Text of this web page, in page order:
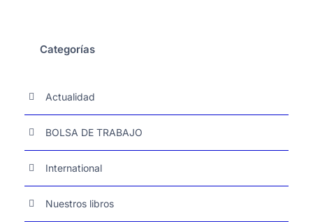
Categorías
Actualidad
BOLSA DE TRABAJO
International
Nuestros libros